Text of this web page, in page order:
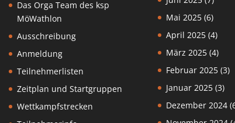
Das Orga Team des ksp
MöWathlon
Ausschreibung
Anmeldung
Teilnehmerlisten
Zeitplan und Startgruppen
Wettkampfstrecken
Mai 2025(6)
April 2025(4)
März 2025(4)
Februar 2025(3)
Januar 2025(3)
Dezember 2024